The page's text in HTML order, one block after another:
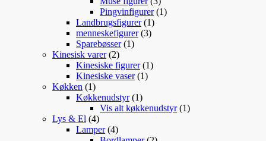
varer
Pingvinfigurer 11
Landbrugsfigurer 11
vare
menneskefigurer 33
Sparebøsser 11
Kinesisk varer 22
varer
Kinesiske figurer 11
Kinesiske vaser 11
Køkken 11
vare
Køkkenudstyr 11
vare
Vis alt køkkenudstyr 11
Lys & El 44
varer
Lamper 44